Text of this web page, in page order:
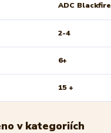
ADC Blackfire
2-4
6+
15 +
v kategoriích